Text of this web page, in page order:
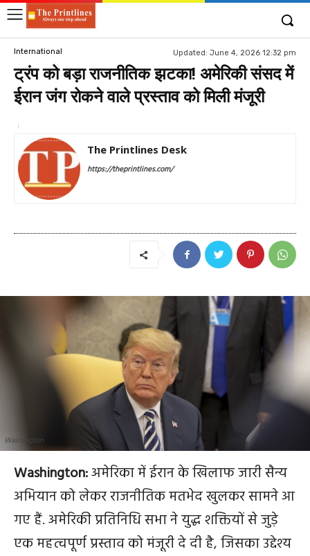
International Updated: June 4, 2026 12:32 pm
ट्रंप को बड़ा राजनीतिक झटका! अमेरिकी संसद में
ईरान जंग रोकने वाले प्रस्ताव को मिली मंजूरी
The Printlines Desk
https://theprintlines.com/
Washington
Washington:अमेरिका में ईरान के खिलाफ जारी सैन्य
अभियान को लेकर राजनीतिक मतभेद खुलकर सामने आ
गए हैं. अमेरिकी प्रतिनिधि सभा ने युद्ध शक्तियों से जुड़े
एक महत्वपूर्ण प्रस्ताव को मंजूरी दे दी है, जिसका उद्देश्य